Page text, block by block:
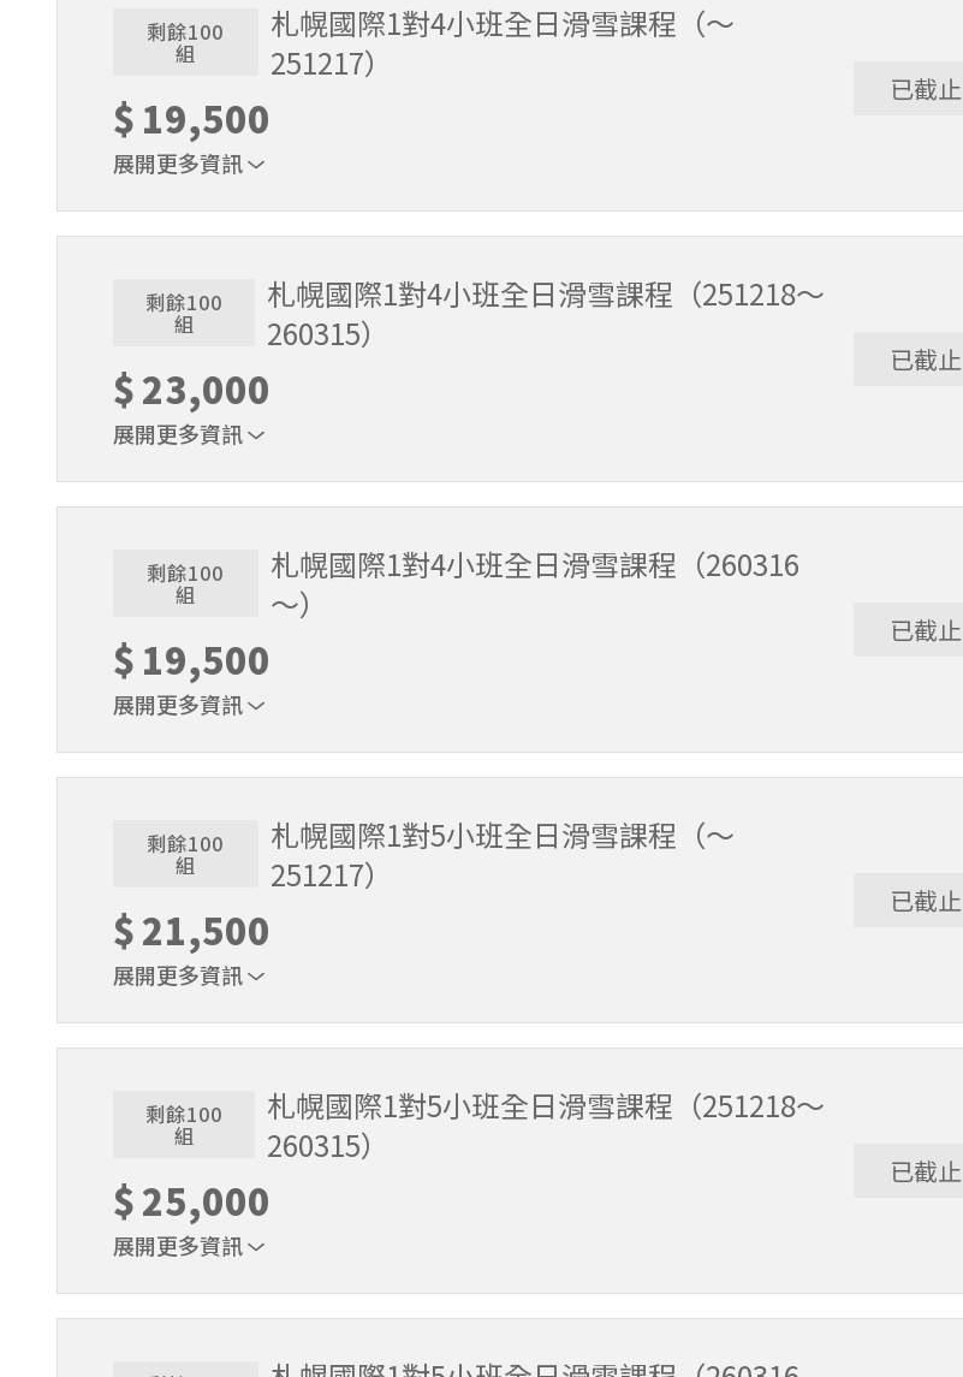
剩餘100
組
札幌國際1對4小班全日滑雪課程（～
251217）
$ 19,500
展開更多資訊
已截止
1位代表報名即可。適用期間2025/11/22～2025/12/17。課程時間9:30～15:30（含午休1小時）。
剩餘100
組
札幌國際1對4小班全日滑雪課程（251218～
260315）
$23,000
展開更多資訊
已截止
1位代表報名即可。適用期間2025/12/18～2026/3/15。課程時間9:30～15:30（含午休1小時）。
剩餘100
組
札幌國際1對4小班全日滑雪課程（260316
～）
$ 19,500
展開更多資訊
已截止
1位代表報名即可。適用期間2026/3/16～2026/5/6。課程時間9:30～15:30（含午休1小時）。
剩餘100
組
札幌國際1對5小班全日滑雪課程（～
251217）
$21,500
展開更多資訊
已截止
1位代表報名即可。適用期間2025/11/22～2025/12/17。課程時間9:30～15:30（含午休1小時）。
剩餘100
組
札幌國際1對5小班全日滑雪課程（251218～
260315）
$25,000
展開更多資訊
已截止
1位代表報名即可。適用期間2025/12/18～2026/3/15。課程時間9:30～15:30（含午休1小時）。